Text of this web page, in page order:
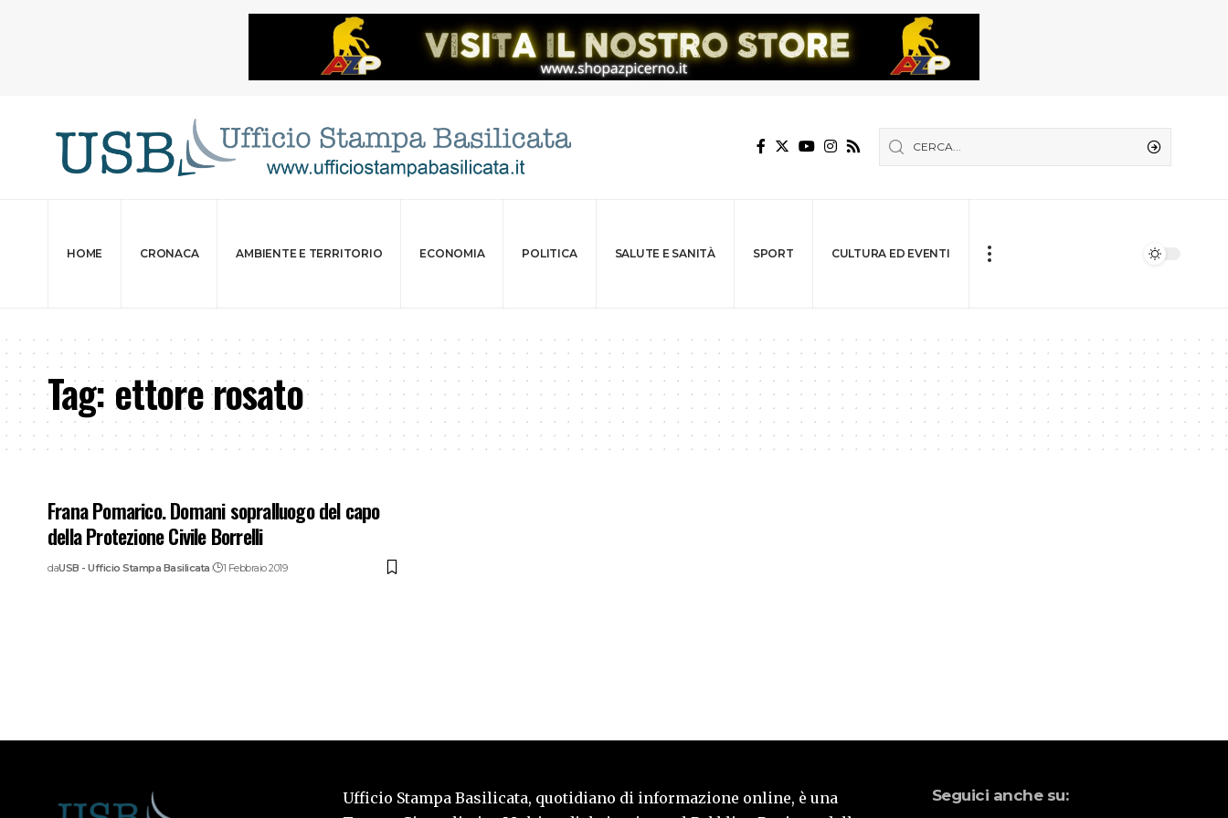
HOME CRONACA AMBIENTE E TERRITORIO ECONOMIA POLITICA SALUTE E SANITÀ SPORT CULTURA ED EVENTI
Tag:ettore rosato
Frana Pomarico. Domani sopralluogo del capo
della Protezione Civile Borrelli
daUSB - Ufficio Stampa Basilicata 1 Febbraio 2019
Ufficio Stampa Basilicata, quotidiano di informazione online, è una
Seguici anche su: